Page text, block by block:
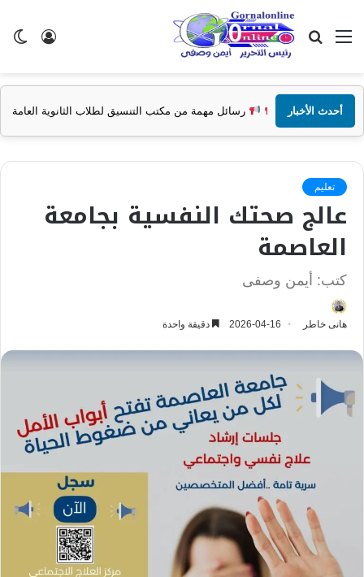
تسجيل
القائمة بحث
عن
أحدث الأخباررسائل مهمة من مكتب التنسيق لطلاب الثانوية العامة
تعليم
عالج صحتك النفسية بجامعة
العاصمة
كتب: أيمن وصفى
هانى خاطر 2026-04-16 دقيقة واحدة